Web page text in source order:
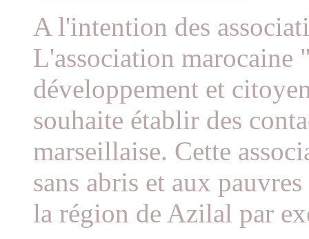
A l'intention des
L'association marocaine
développement et
souhaite établir des
marseillaise. Cette
sans abris et aux
la région de Azilal par